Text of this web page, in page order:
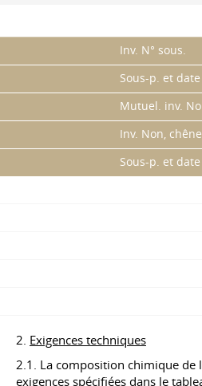
Inv. N° sous.
Sous-p. et date
Mutuel. inv.
Inv. Non,
Sous-p. et date
2. Exigences techniques
2.1. La composition chimique de
exigences spécifiées dans le